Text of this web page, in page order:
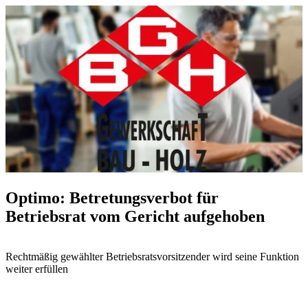
Optimo: Betretungsverbot für
Betriebsrat vom Gericht aufgehoben
Rechtmäßig gewählter Betriebsratsvorsitzender wird seine Funktion
weiter erfüllen